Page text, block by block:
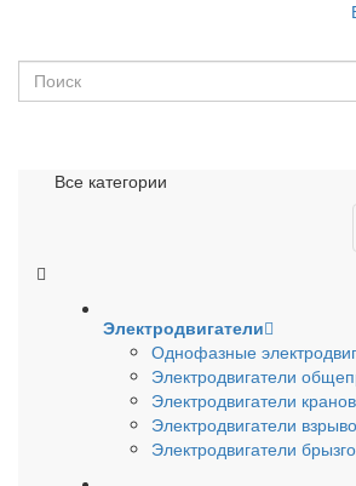
Все категории
Электродвигатели
Однофазные
Электродвигатели
Электродвигатели
Электродвигатели
Электродвигатели